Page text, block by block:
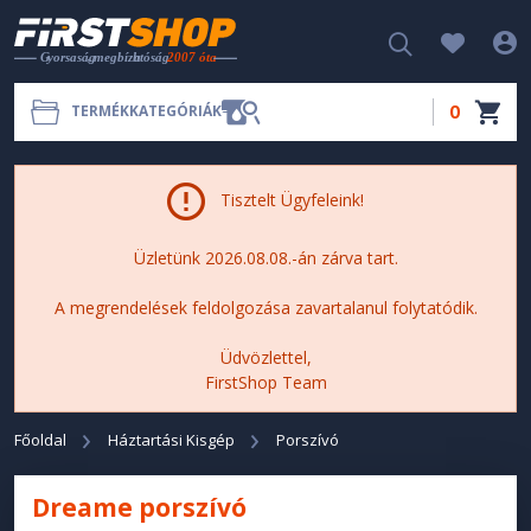
TERMÉKKATEGÓRIÁK 0
Tisztelt Ügyfeleink!
Üzletünk 2026.08.08.-án zárva tart.
A megrendelések feldolgozása zavartalanul folytatódik.
Üdvözlettel,
FirstShop Team
Főoldal Háztartási Kisgép Porszívó
Dreame porszívó